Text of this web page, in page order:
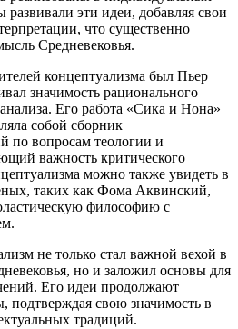
развивали эти идеи, добавляя свои
что существенно
Средневековья.
концептуализма был Пьер
значимость рационального
Его работа «Сика и Нона»
собой сборник
по вопросам теологии и
важность критического
можно также увидеть в
таких как Фома Аквинский,
философию с
не только стал важной вехой в
но и заложил основы для
Его идеи продолжают
подтверждая свою значимость в
традиций.